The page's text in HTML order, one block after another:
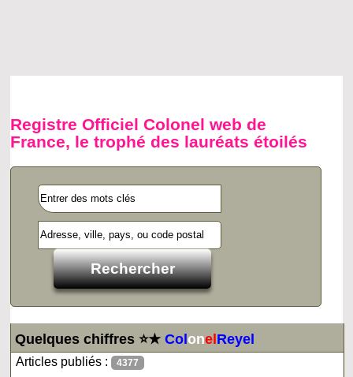
Registre Officiel Colonel web de
France, le trophé des lauréats étoilés
Quelques chiffres ⭐★ColonelReyel
Articles publiés : 4377